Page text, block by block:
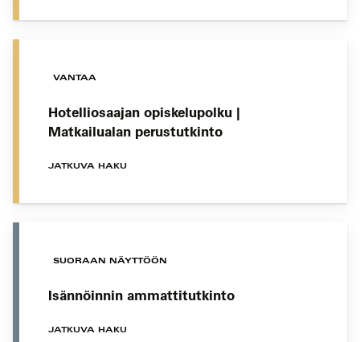
VANTAA
Hotelliosaajan opiskelupolku |
Matkailualan perustutkinto
JATKUVA HAKU
SUORAAN NÄYTTÖÖN
Isännöinnin ammattitutkinto
JATKUVA HAKU